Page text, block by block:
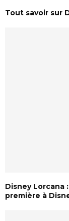
Tout savoir sur
Disney Lorcana
première à